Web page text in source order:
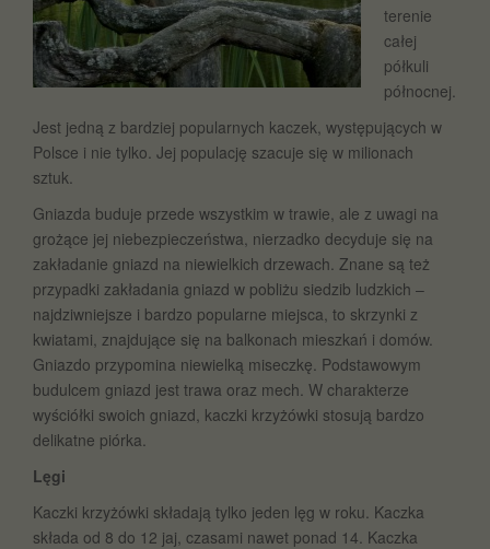
terenie
całej
półkuli
północnej.
Jest jedną z bardziej popularnych kaczek, występujących w
Polsce i nie tylko. Jej populację szacuje się w milionach
sztuk.
Gniazda buduje przede wszystkim w trawie, ale z uwagi na
grożące jej niebezpieczeństwa, nierzadko decyduje się na
zakładanie gniazd na niewielkich drzewach. Znane są też
przypadki zakładania gniazd w pobliżu siedzib ludzkich –
najdziwniejsze i bardzo popularne miejsca, to skrzynki z
kwiatami, znajdujące się na balkonach mieszkań i domów.
Gniazdo przypomina niewielką miseczkę. Podstawowym
budulcem gniazd jest trawa oraz mech. W charakterze
wyściółki swoich gniazd, kaczki krzyżówki stosują bardzo
delikatne piórka.
Lęgi
Kaczki krzyżówki składają tylko jeden lęg w roku. Kaczka
składa od 8 do 12 jaj, czasami nawet ponad 14. Kaczka